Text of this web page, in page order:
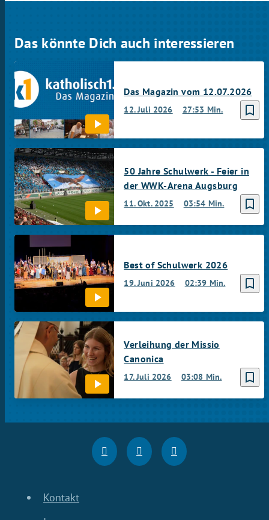
Das könnte Dich auch interessieren
bookmark_border
12. Juli 2026 27:53 Min.
Das Magazin vom 12.07.2026
bookmark_border
11. Okt. 2025 03:54 Min.
50 Jahre Schulwerk - Feier in
der WWK-Arena Augsburg
bookmark_border
19. Juni 2026 02:39 Min.
Best of Schulwerk 2026
bookmark_border
17. Juli 2026 03:08 Min.
Verleihung der Missio
Canonica
Kontakt